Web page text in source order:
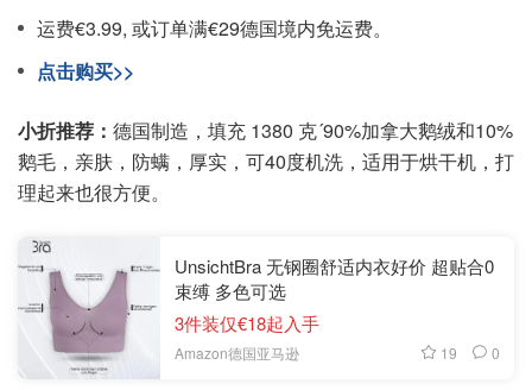
运费€3.99, 或订单满€29德国境内免运费。
点击购买>>
小折推荐： 德国制造，填充 1380 克´90%加拿大鹅绒和10%
鹅毛，亲肤，防螨，厚实，可40度机洗，适用于烘干机，打
理起来也很方便。
UnsichtBra 无钢圈舒适内衣好价 超贴合0
束缚 多色可选
3件装仅€18起入手
Amazon德国亚马逊 19 0